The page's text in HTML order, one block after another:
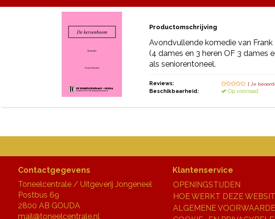
Productomschrijving
Avondvullende komedie van
(4 dames en 3 heren OF 3 dames
als seniorentoneel.
Reviews: | Je
Beschikbaarheid: Op voorraad
Contactgegevens
Toneelcentrale / Uitgeverij Jongeneel
Postbus 69
2800 AB GOUDA
mail@toneelcentrale.nl
Klantenservice
OPENINGSTIJDEN
HOE WERKT DEZE
ALGEMENE